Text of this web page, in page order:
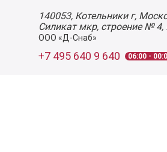
140053, Котельники г,
Силикат мкр, строение №
ООО «Д-Снаб»
+7 495 640 9 640 06:00 -